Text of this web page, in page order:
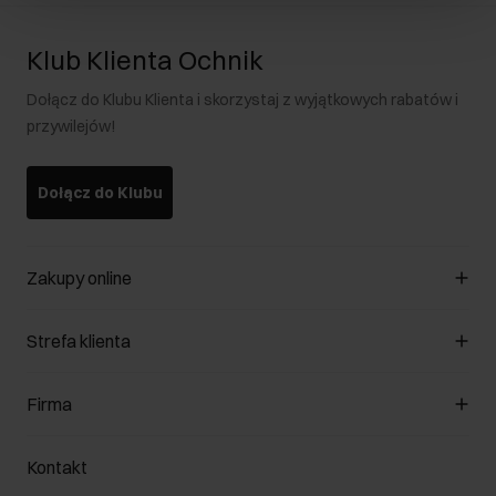
Klub Klienta Ochnik
Dołącz do Klubu Klienta i skorzystaj z wyjątkowych rabatów i
przywilejów!
Dołącz do Klubu
Zakupy online
Zarządzaj cookies
Formy płatności
Jak dokonać zwrotu?
Strefa klienta
Klub Klienta
Zwróć produkty
Firma
O nas
Kontakt